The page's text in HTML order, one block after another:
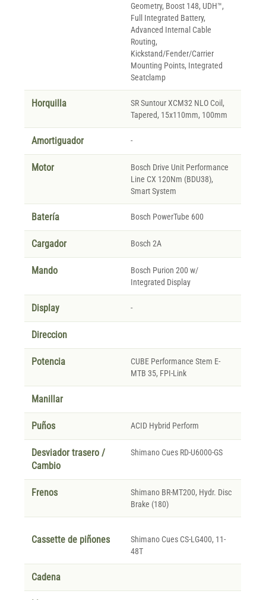
Geometry, Boost 148, UDH™,
Full Integrated Battery,
Advanced Internal Cable
Routing,
Kickstand/Fender/Carrier
Mounting Points, Integrated
Seatclamp
Horquilla
SR Suntour XCM32 NLO Coil,
Tapered, 15x110mm, 100mm
Amortiguador -
Motor
Bosch Drive Unit Performance
Line CX 120Nm (BDU38),
Smart System
Batería Bosch PowerTube 600
Cargador Bosch 2A
Mando
Bosch Purion 200 w/
Integrated Display
Display -
Direccion
Potencia
CUBE Performance Stem E-
MTB 35, FPI-Link
Manillar
Puños ACID Hybrid Perform
Desviador trasero /
Cambio
Shimano Cues RD-U6000-GS
Frenos
Shimano BR-MT200, Hydr. Disc
Brake (180)
Cassette de piñones
Shimano Cues CS-LG400, 11-
48T
Cadena